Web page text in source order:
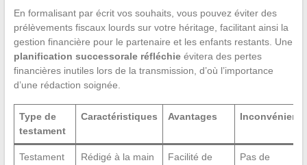
En formalisant par écrit vos souhaits, vous pouvez éviter des
prélèvements fiscaux lourds sur votre héritage, facilitant ainsi la
gestion financière pour le partenaire et les enfants restants. Une
planification successorale réfléchieévitera des pertes
financières inutiles lors de la transmission, d’où l’importance
d’une rédaction soignée.
Type de
testament
Caractéristiques Avantages Inconvénients
Testament
Rédigé à la main
Facilité de
Pas de